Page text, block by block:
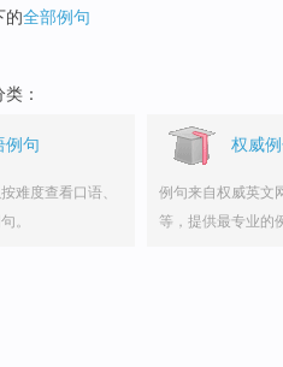
的全部例句
：
例句
难度查看口语、
。
权威
例句来自权威英文
等，提供最专业的